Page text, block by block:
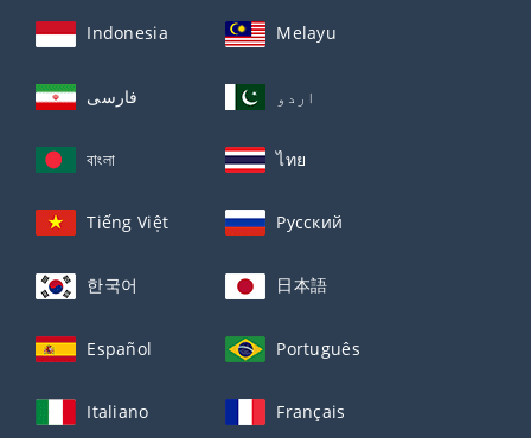
Indonesia Melayu
فارسی اردو
বাংলা ไทย
Tiếng Việt Русский
한국어 日本語
Español Português
Italiano Français